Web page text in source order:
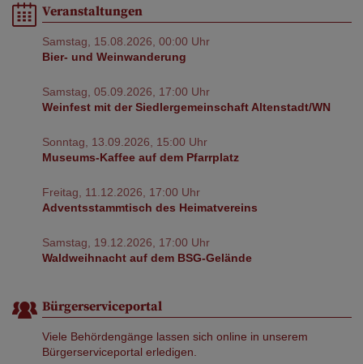
Veranstaltungen
Samstag, 15.08.2026, 00:00 Uhr
Bier- und Weinwanderung
Samstag, 05.09.2026, 17:00 Uhr
Weinfest mit der Siedlergemeinschaft Altenstadt/WN
Sonntag, 13.09.2026, 15:00 Uhr
Museums-Kaffee auf dem Pfarrplatz
Freitag, 11.12.2026, 17:00 Uhr
Adventsstammtisch des Heimatvereins
Samstag, 19.12.2026, 17:00 Uhr
Waldweihnacht auf dem BSG-Gelände
Bürgerserviceportal
Viele Behördengänge lassen sich online in unserem
Bürgerserviceportal erledigen.